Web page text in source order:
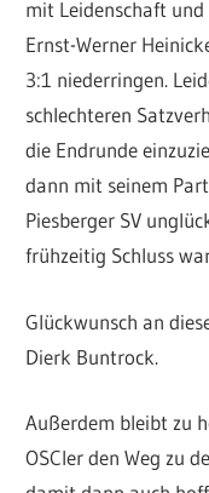
mit Leidenschaft
Ernst-Werner
3:1 niederringen.
schlechteren
die Endrunde
dann mit seinem
Piesberger SV
frühzeitig Schluss
Glückwunsch an
Dierk Buntrock.
Außerdem bleibt zu
OSCler den Weg zu